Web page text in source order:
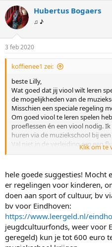
Hubertus Bogaers
♫ ♪
3 feb 2020
koffienee1 zei:
beste Lilly,
Wat goed dat jij viool wilt leren
de mogelijkheden van de
Misschien een speciale regeling
Om goed viool te leren spelen
proeflessen én een viool nodig.
huren via de muziekschool bij
Val niet in de verleiding om een
Marktplaats te kopen: die zijn
Klik om te
hele goede suggesties! Mocht
er regelingen voor kinderen,
doen aan sport of cultuur, bv
bv voor Eindhoven:
https://www.leergeld.nl/
jeugdcultuurfonds, weer voor
geregeld) kun je tot 600 euro